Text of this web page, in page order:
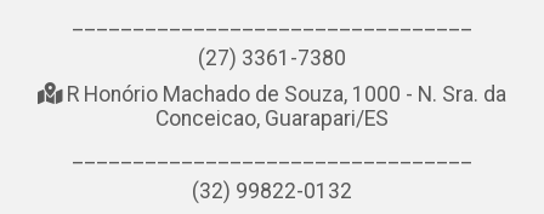
(27) 3361-7380
R Honório Machado de Souza, 1000 - N. Sra. da
Conceicao, Guarapari/ES
(32) 99822-0132